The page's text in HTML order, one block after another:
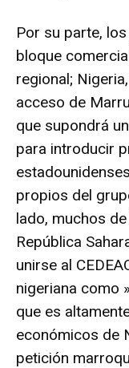
Por su parte,
bloque
regional;
acceso de
que supondrá
para introducir
propios del
lado, muchos
República
unirse al
nigeriana como
que es
económicos de
petición